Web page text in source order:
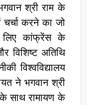
श्री राम के
करने का जो
लिए कांफ्रेंस के
विशिष्ट अतिथि
विश्वविद्यालय
ने भगवान श्री
साथ रामायण के